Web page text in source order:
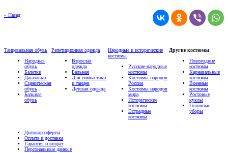
« Назад
Танцевальная обувь
Народная
обувь
Балетки
Джазовки
Сценическая
обувь
Бальная
обувь
Репетиционная одежда
Взрослая
одежда
Бальная
Для гимнастики
и танцев
Детская одежда
Народные и исторические
костюмы
Русские-народные
костюмы
Костюмы народов
России
Костюмы народов
мира
Исторические
костюмы
Эстрадные
костюмы
Другие костюмы
Новогодние
костюмы
Карнавальные
костюмы
Военные
костюмы
Ростовые
куклы
Головные
уборы
Договор оферты
Оплата и доставка
Гарантия и возрат
Персональные данные